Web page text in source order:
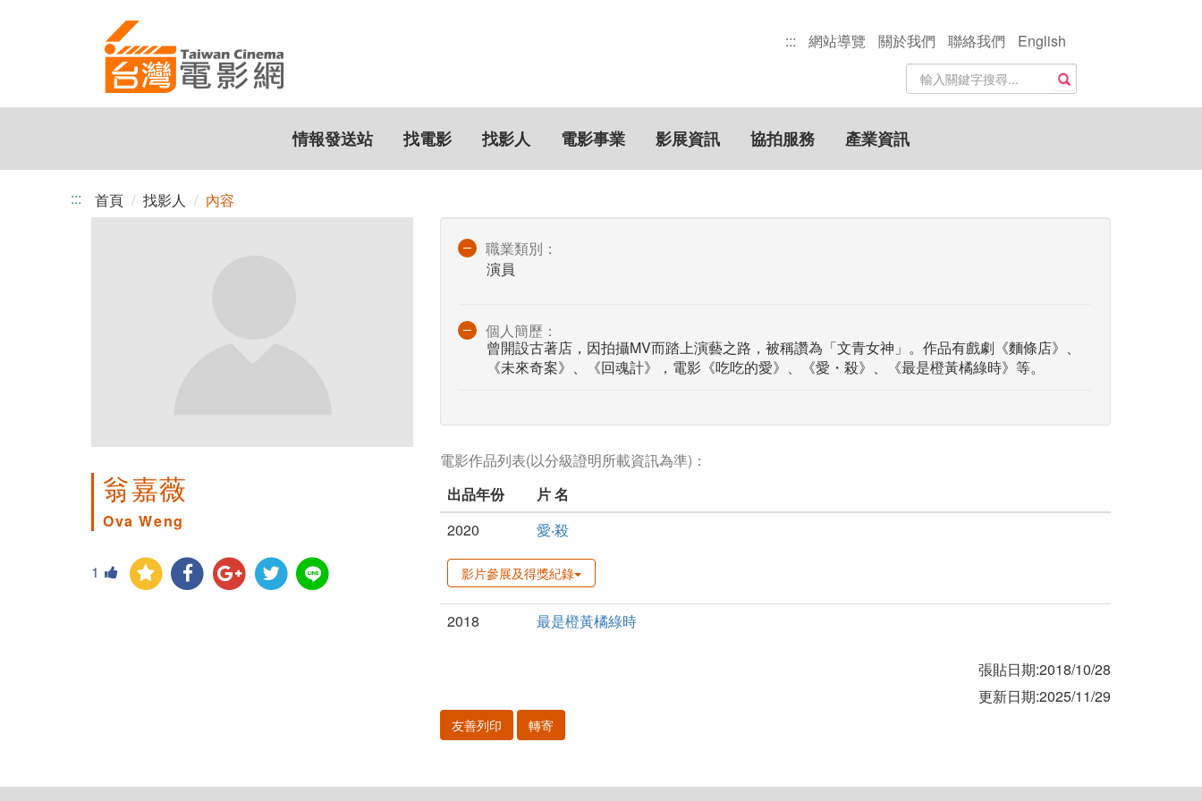
::: 網站導覽 關於我們 聯絡我們
English
站
內
搜
尋
關
鍵
搜尋
情報發送站 找電影 找影人 電影事業 影展資訊 協拍服務 產業資訊
::: 首頁 找影人 內容
翁嘉薇
Ova Weng
1
職業類別：
演員
個人簡歷：
曾開設古著店，因拍攝MV而踏上演藝之路，被稱讚為「文青女神」。作品有戲劇《麵條店》、
《未來奇案》、《回魂計》，電影《吃吃的愛》、《愛・殺》、《最是橙黃橘綠時》等。
電影作品列表(以分級證明所載資訊為準)：
出品年份
片 名
2020
愛‧殺
影片參展及得獎紀錄
2018 最是橙黃橘綠時
張貼日期:2018/10/28
更新日期:2025/11/29
友善列印 轉寄